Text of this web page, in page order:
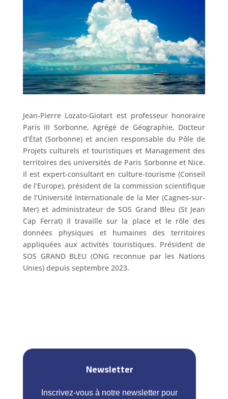
Jean-Pierre Lozato-Giotart est professeur honoraire
Paris III Sorbonne, Agrégé de Géographie, Docteur
d’État (Sorbonne) et ancien responsable du Pôle de
Projets culturels et touristiques et Management des
territoires des universités de Paris Sorbonne et Nice.
Il est expert-consultant en culture-tourisme (Conseil
de l’Europe), président de la commission scientifique
de l’Université Internationale de la Mer (Cagnes-sur-
Mer) et administrateur de SOS Grand Bleu (St Jean
Cap Ferrat) Il travaille sur la place et le rôle des
données physiques et humaines des territoires
appliquées aux activités touristiques. Président de
SOS GRAND BLEU (ONG reconnue par les Nations
Unies) depuis septembre 2023.
Newsletter
Inscrivez-vous à notre newsletter pour